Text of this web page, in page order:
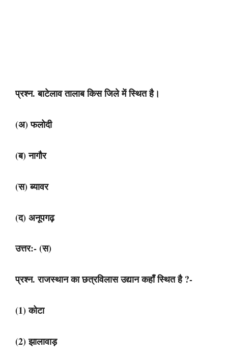
प्रश्न. बाटेलाव तालाब किस जिले में स्थित है।
(अ) फलोदी
(ब) नागौर
(स) ब्यावर
(द) अनूपगढ़
उत्तर:- (स)
प्रश्न. राजस्थान का छत्रविलास उद्यान कहाँ स्थित है ?-
(1) कोटा
(2) झालावाड़